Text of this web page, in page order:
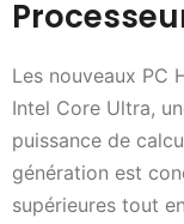
Les nouveaux PC
Intel Core Ultra,
puissance de
génération est
supérieures tout